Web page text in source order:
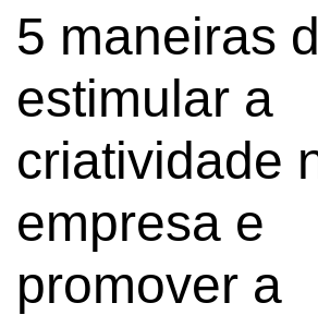
5 maneiras
estimular a
criatividade
empresa e
promover a